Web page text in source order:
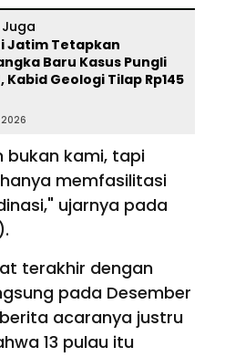
Jatim Tetapkan
Baru Kasus Pungli
Kabid Geologi Tilap Rp145
2026
bukan kami, tapi
memfasilitasi
ujarnya pada
terakhir dengan
pada Desember
acaranya justru
13 pulau itu